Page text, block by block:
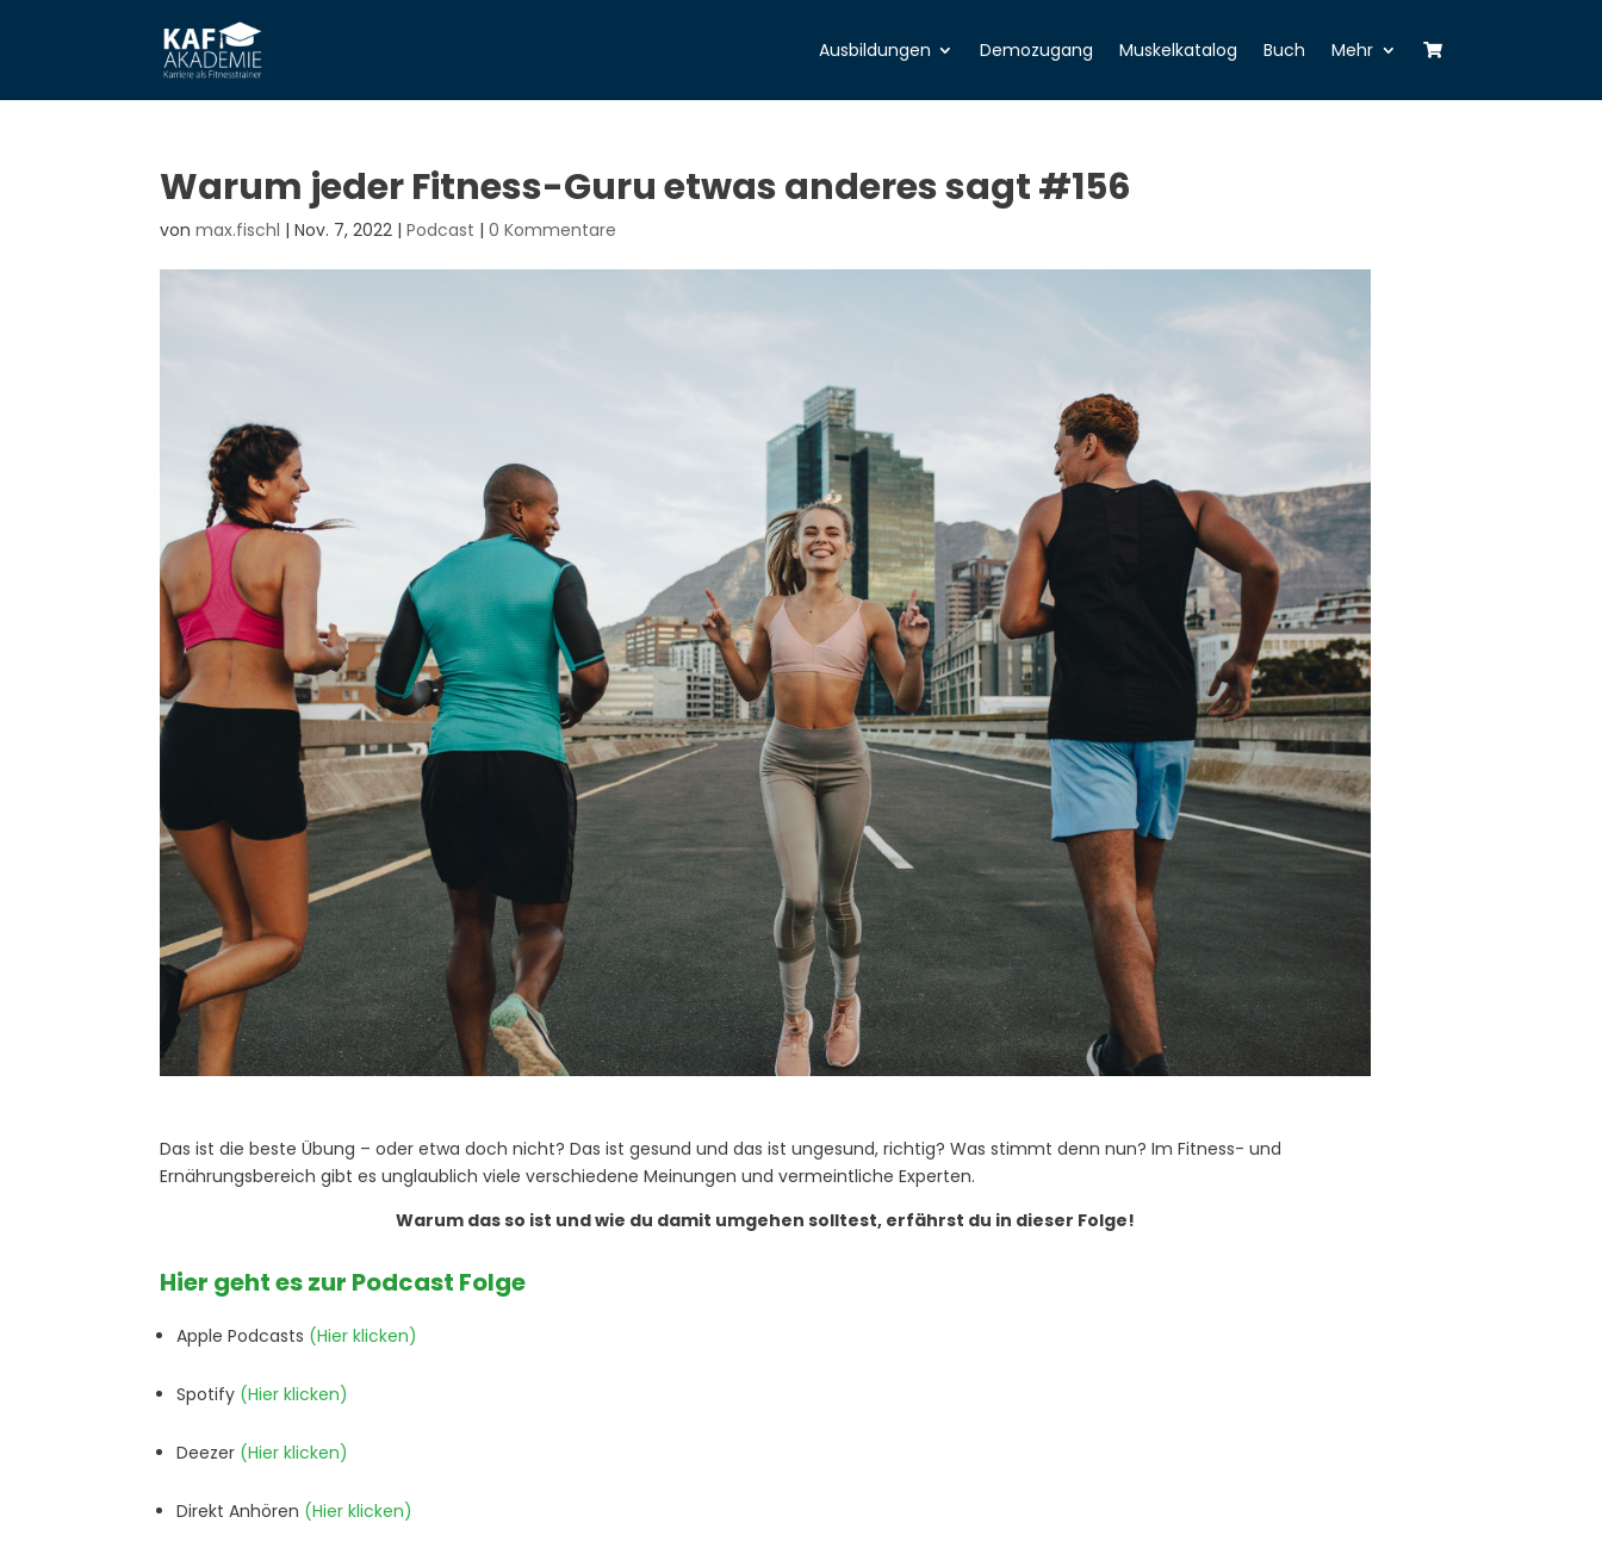
Ausbildungen Demozugang Muskelkatalog Buch Mehr
Warum jeder Fitness-Guru etwas anderes sagt #156
vonmax.fischl |Nov. 7, 2022 |Podcast |0 Kommentare
Das ist die beste Übung – oder etwa doch nicht? Das ist gesund und das ist ungesund, richtig? Was stimmt denn nun? Im Fitness- und
Ernährungsbereich gibt es unglaublich viele verschiedene Meinungen und vermeintliche Experten.
Warum das so ist und wie du damit umgehen solltest, erfährst du in dieser Folge!
Hier geht es zur Podcast Folge
Apple Podcasts (Hier klicken)
Spotify (Hier klicken)
Deezer (Hier klicken)
Direkt Anhören (Hier klicken)